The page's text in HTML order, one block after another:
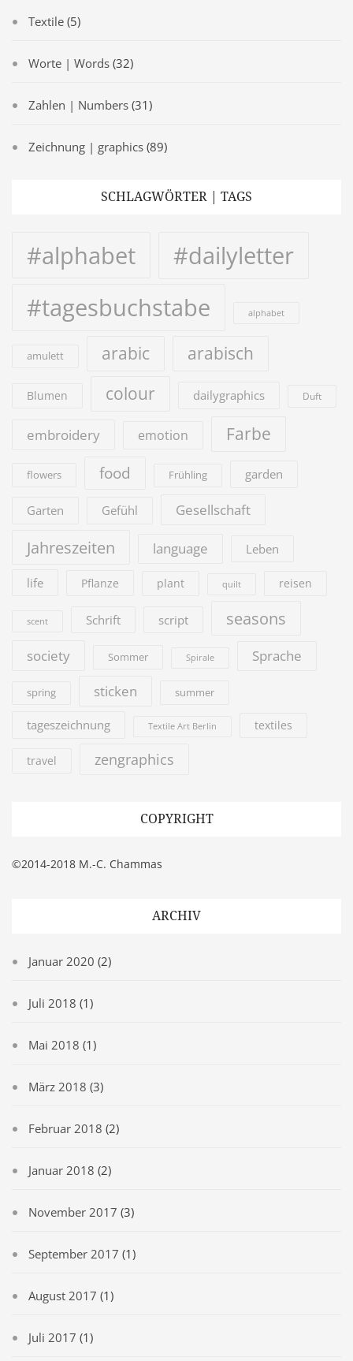
Textile (5)
Worte | Words (32)
Zahlen | Numbers (31)
Zeichnung | graphics (89)
SCHLAGWÖRTER | TAGS
#alphabet
#dailyletter
#tagesbuchstabe
alphabet
amulett arabic arabisch
Blumen colour dailygraphics Duft
embroidery emotion Farbe
flowers food Frühling garden
Garten Gefühl Gesellschaft
Jahreszeiten language Leben
life Pflanze plant quilt reisen
scent Schrift script seasons
society Sommer Spirale Sprache
spring sticken summer
tageszeichnung Textile Art Berlin textiles
travel zengraphics
COPYRIGHT
©2014-2018 M.-C. Chammas
ARCHIV
Januar 2020 (2)
Juli 2018 (1)
Mai 2018 (1)
März 2018 (3)
Februar 2018 (2)
Januar 2018 (2)
November 2017 (3)
September 2017 (1)
August 2017 (1)
Juli 2017 (1)